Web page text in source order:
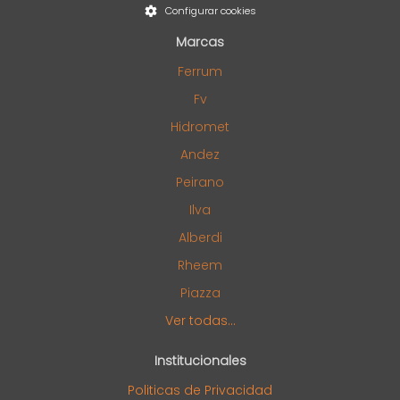
Configurar cookies
Marcas
Ferrum
Fv
Hidromet
Andez
Peirano
Ilva
Alberdi
Rheem
Piazza
Ver todas...
Institucionales
Politicas de Privacidad